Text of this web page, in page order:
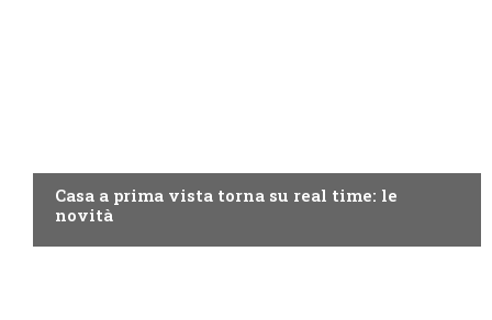
Casa a prima vista torna su real time: le
novità